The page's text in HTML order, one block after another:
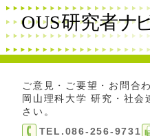
ご意見・ご要望・お問合
岡山理科大学 研究・社会
さい。
TEL.086-256-9731
絞り
名前
閉じる